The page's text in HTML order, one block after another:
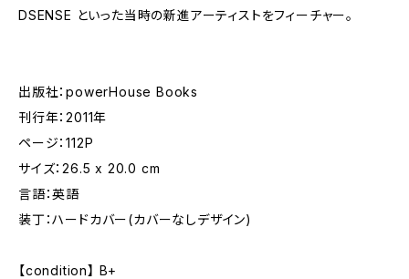
DSENSE といった当時の新進アーティストをフィーチャー。
出版社：powerHouse Books
刊行年：2011年
ページ：112P
サイズ：26.5 x 20.0 cm
言語：英語
装丁：ハードカバー(カバーなしデザイン)
【condition】 B+